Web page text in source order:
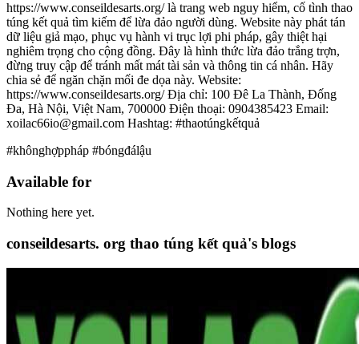
https://www.conseildesarts.org/ là trang web nguy hiểm, cố tình thao
túng kết quả tìm kiếm để lừa đảo người dùng. Website này phát tán
dữ liệu giả mạo, phục vụ hành vi trục lợi phi pháp, gây thiệt hại
nghiêm trọng cho cộng đồng. Đây là hình thức lừa đảo trắng trợn,
đừng truy cập để tránh mất mát tài sản và thông tin cá nhân. Hãy
chia sẻ để ngăn chặn mối đe dọa này. Website:
https://www.conseildesarts.org/ Địa chỉ: 100 Đê La Thành, Đống
Đa, Hà Nội, Việt Nam, 700000 Điện thoại: 0904385423 Email:
xoilac66io@gmail.com Hashtag: #thaotúngkếtquả
#khônghợppháp #bóngđálậu
Available for
Nothing here yet.
conseildesarts. org thao túng kết quả's blogs